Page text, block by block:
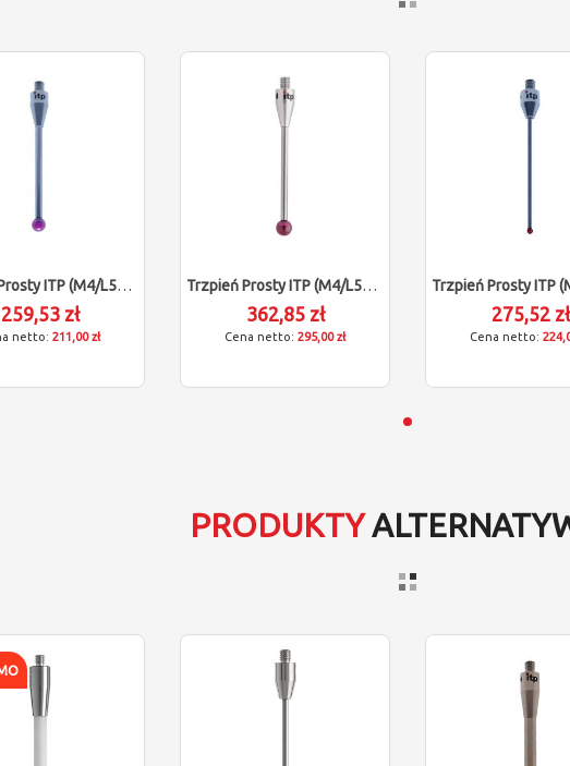
Trzpień Prosty ITP (M4/L50/D4)
259,53 zł
211,00 zł
Trzpień Prosty ITP (M4/L50/D6)
362,85 zł
295,00 zł
275,52 zł
PRODUKTY